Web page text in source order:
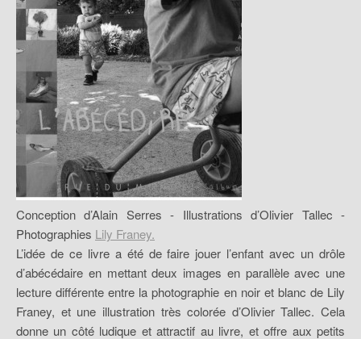
Conception d’Alain Serres - Illustrations d’Olivier Tallec -
Photographies Lily Franey.
L’idée de ce livre a été de faire jouer l’enfant avec un drôle
d’abécédaire en mettant deux images en parallèle avec une
lecture différente entre la photographie en noir et blanc de Lily
Franey, et une illustration très colorée d’Olivier Tallec. Cela
donne un côté ludique et attractif au livre, et offre aux petits